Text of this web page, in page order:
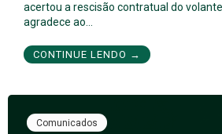
acertou a rescisão contratual do
agradece ao…
CONTINUE LENDO →
Comunicados